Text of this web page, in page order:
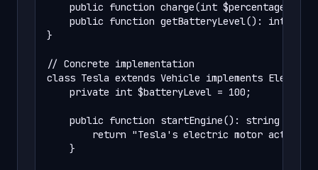
public function charge(int $percentage):
    public function getBatteryLevel(): int;
}
// Concrete implementation
class Tesla extends Vehicle implements
    private int $batteryLevel = 100;
    public function startEngine(): string {
return "Tesla's electric motor
    }